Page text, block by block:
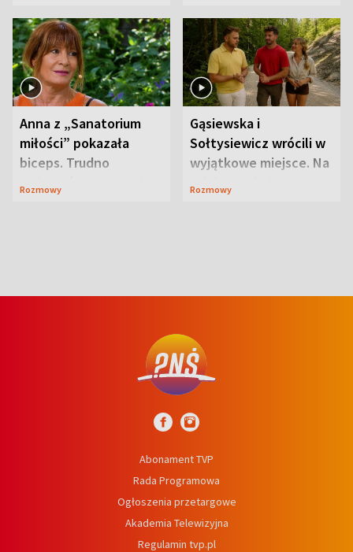
Anna z „Sanatorium
miłości” pokazała
biceps. Trudno
uwierzyć, co przeszła
Rozmowy
Gąsiewska i
Sołtysiewicz wrócili w
wyjątkowe miejsce. Na
szlaku czekał
Rozmowy
Abonament TVP
Rada Programowa
Ogłoszenia przetargowe
Akademia Telewizyjna
Regulamin tvp.pl